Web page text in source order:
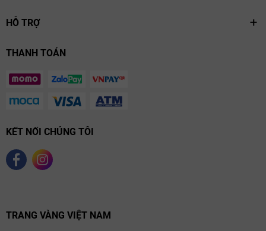
HỖ TRỢ
THANH TOÁN
KẾT NỐI CHÚNG TÔI
TRANG VÀNG VIỆT NAM